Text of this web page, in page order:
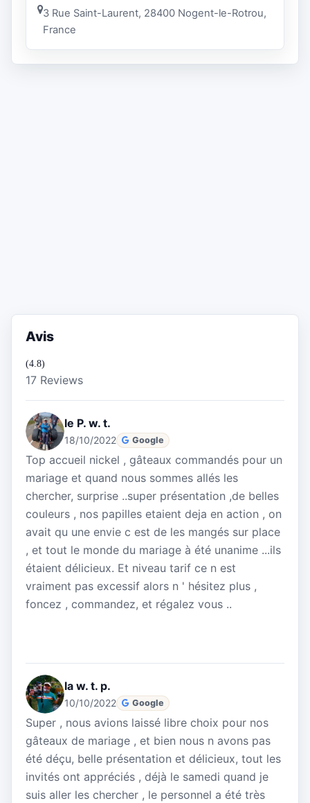
3 Rue Saint-Laurent, 28400 Nogent-le-Rotrou,
France
Avis
(4.8)
17 Reviews
le P. w. t.
18/10/2022 Google
Top accueil nickel , gâteaux commandés pour un
mariage et quand nous sommes allés les
chercher, surprise ..super présentation ,de belles
couleurs , nos papilles etaient deja en action , on
avait qu une envie c est de les mangés sur place
, et tout le monde du mariage à été unanime ...ils
étaient délicieux. Et niveau tarif ce n est
vraiment pas excessif alors n ' hésitez plus ,
foncez , commandez, et régalez vous ..
la w. t. p.
10/10/2022 Google
Super , nous avions laissé libre choix pour nos
gâteaux de mariage , et bien nous n avons pas
été déçu, belle présentation et délicieux, tout les
invités ont appréciés , déjà le samedi quand je
suis aller les chercher , le personnel a été très